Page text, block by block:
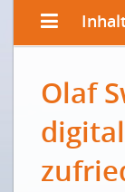
Olaf
Mensch
Olaf
INTERVIEW
Olaf